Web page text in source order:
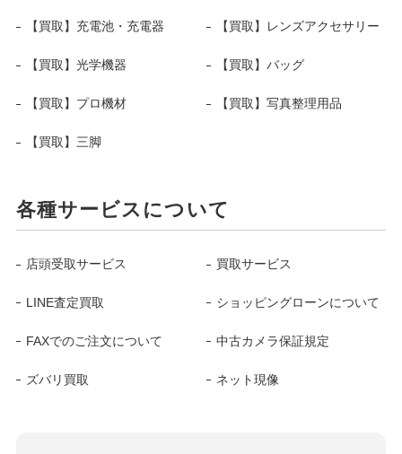
【買取】充電池・充電器 【買取】レンズアクセサリー
【買取】光学機器 【買取】バッグ
【買取】プロ機材 【買取】写真整理用品
【買取】三脚
各種サービスについて
店頭受取サービス 買取サービス
LINE査定買取 ショッピングローンについて
FAXでのご注文について 中古カメラ保証規定
ズバリ買取 ネット現像